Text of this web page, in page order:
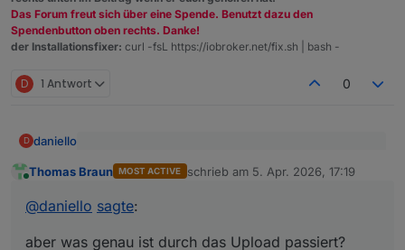
Das Forum freut sich über eine Spende. Benutzt dazu den
Spendenbutton oben rechts. Danke!
der Installationsfixer: curl -fsL https://iobroker.net/fix.sh | bash -
D 1 Antwort 0
D daniello
Damit ist ein
mehr orange und es steht "true" da.
Upload passiert?
Thomas Braun MOST ACTIVE schrieb am 5. Apr. 2026, 17:19
zuletzt editiert von
@daniello sagte:
aber was genau ist durch das Upload passiert?